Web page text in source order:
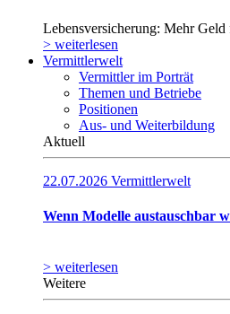
Lebensversicherung: Mehr
> weiterlesen
Vermittlerwelt
Vermittler im Porträt
Themen und Betriebe
Positionen
Aus- und Weiterbildung
Aktuell
22.07.2026 Vermittlerwelt
Wenn Modelle austauschbar
> weiterlesen
Weitere